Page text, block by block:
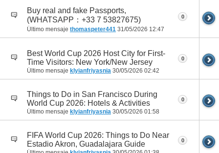
Buy real and fake Passports,
(WHATSAPP：+33 7 53827675)
Último mensaje thomaspeter441 31/05/2026 12:47
0
Best World Cup 2026 Host City for First-
Time Visitors: New York/New Jersey
Último mensaje klyianfriyasnia 30/05/2026 02:42
0
Things to Do in San Francisco During
World Cup 2026: Hotels & Activities
Último mensaje klyianfriyasnia 30/05/2026 01:58
0
FIFA World Cup 2026: Things to Do Near
Estadio Akron, Guadalajara Guide
0